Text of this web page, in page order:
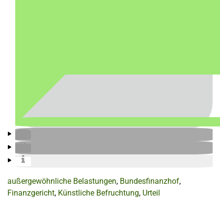
außergewöhnliche Belastungen, Bundesfinanzhof,
Finanzgericht, Künstliche Befruchtung, Urteil